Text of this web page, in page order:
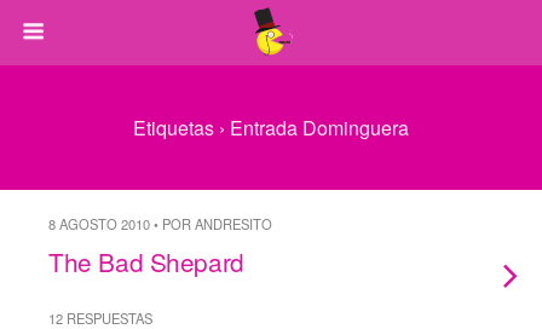
Etiquetas › Entrada Dominguera
8 AGOSTO 2010 • POR ANDRESITO
The Bad Shepard
12 RESPUESTAS